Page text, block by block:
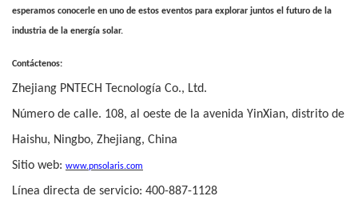
esperamos conocerle en uno de estos eventos para explorar juntos el futuro de la
industria de la energía solar.
Contáctenos:
Zhejiang PNTECH Tecnología Co., Ltd.
Número de calle. 108, al oeste de la avenida YinXian, distrito de
Haishu, Ningbo, Zhejiang, China
Sitio web: www.pnsolaris.com
Línea directa de servicio: 400-887-1128